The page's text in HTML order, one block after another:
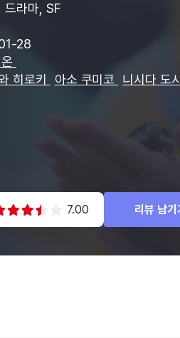
드라마, SF
28
히로키 아소 쿠미코 니시다 도
7.00 리뷰 남기